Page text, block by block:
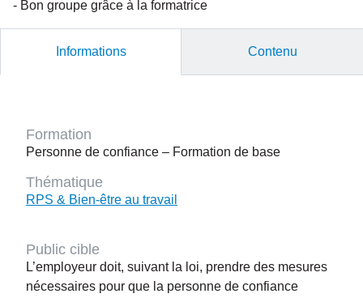
- Bon groupe grâce à la formatrice
Informations Contenu
Formation
Personne de confiance – Formation de base
Thématique
RPS & Bien-être au travail
Public cible
L’employeur doit, suivant la loi, prendre des mesures
nécessaires pour que la personne de confiance